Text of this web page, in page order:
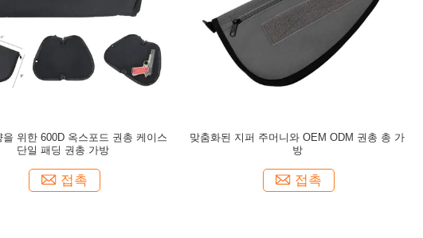
을 위한 600D 옥스포드 권총 케이스
단일 패딩 권총 가방
접촉
맞춤화된 지퍼 주머니와 OEM ODM 권총 총 가
방
접촉